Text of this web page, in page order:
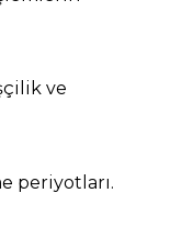
ve
periyotları.